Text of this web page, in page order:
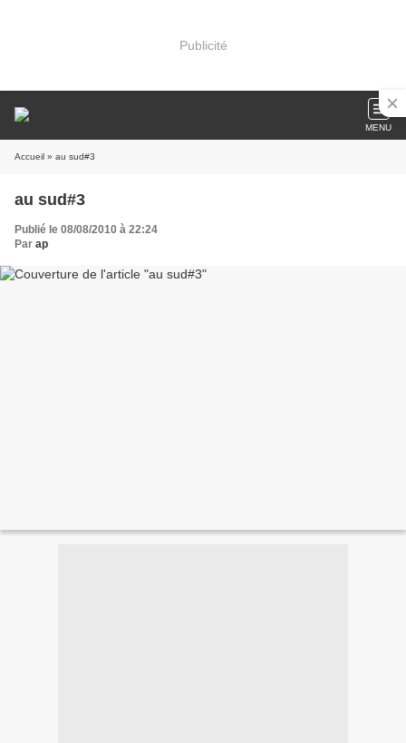
Publicité
MENU
Accueil » au sud#3
au sud#3
Publié le 08/08/2010 à 22:24
Par ap